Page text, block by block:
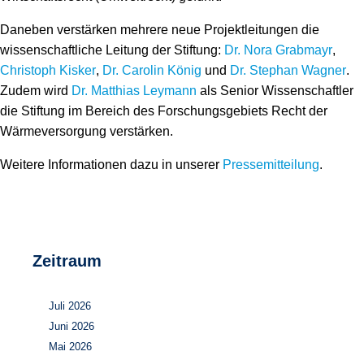
Daneben verstärken mehrere neue Projektleitungen die
wissenschaftliche Leitung der Stiftung: Dr. Nora Grabmayr,
Christoph Kisker, Dr. Carolin König und Dr. Stephan Wagner.
Zudem wird Dr. Matthias Leymann als Senior Wissenschaftler
die Stiftung im Bereich des Forschungsgebiets Recht der
Wärmeversorgung verstärken.
Weitere Informationen dazu in unserer Pressemitteilung.
Zeitraum
Juli 2026
Juni 2026
Mai 2026